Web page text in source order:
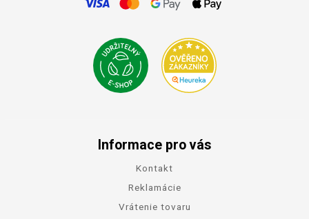
Informace pro vás
Kontakt
Reklamácie
Vrátenie tovaru